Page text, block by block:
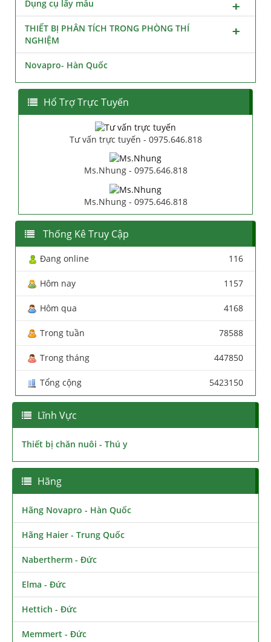
Dụng cụ lấy mẫu
THIẾT BỊ PHÂN TÍCH TRONG PHÒNG THÍ
NGHIỆM
Novapro- Hàn Quốc
Hổ Trợ Trực Tuyến
Tư vấn trực tuyến - 0975.646.818
Ms.Nhung - 0975.646.818
Ms.Nhung - 0975.646.818
Thống Kê Truy Cập
Đang online 116
Hôm nay 1157
Hôm qua 4168
Trong tuần 78588
Trong tháng 447850
Tổng cộng 5423150
Lĩnh Vực
Thiết bị chăn nuôi - Thú y
Hãng
Hãng Novapro - Hàn Quốc
Hãng Haier - Trung Quốc
Nabertherm - Đức
Elma - Đức
Hettich - Đức
Memmert - Đức